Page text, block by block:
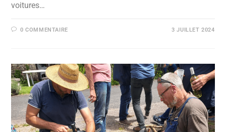
voitures…
0 COMMENTAIRE 3 JUILLET 2024